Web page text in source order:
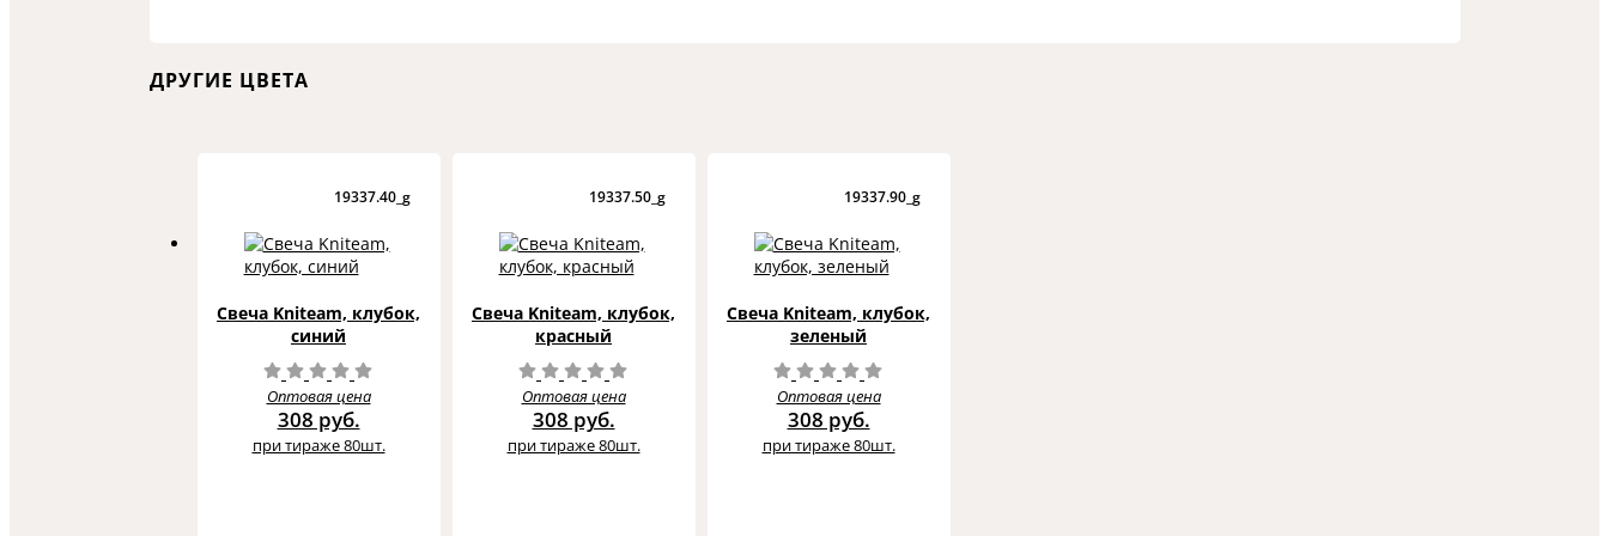
ДРУГИЕ ЦВЕТА
19337.40_g
Свеча Kniteam, клубок,
синий
Оптовая цена
308 руб.
при тираже 80шт.
19337.50_g
Свеча Kniteam, клубок,
красный
Оптовая цена
308 руб.
при тираже 80шт.
19337.90_g
Свеча Kniteam, клубок,
зеленый
Оптовая цена
308 руб.
при тираже 80шт.